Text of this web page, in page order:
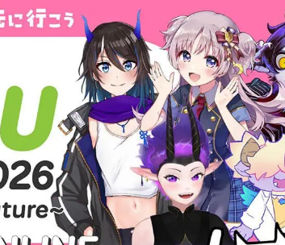
2026-08-
医師で
る、生
続きを